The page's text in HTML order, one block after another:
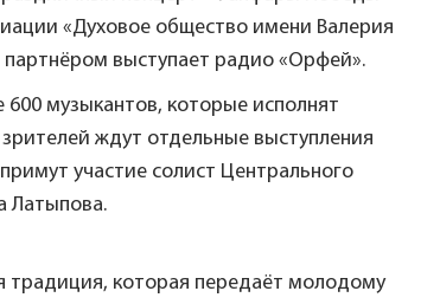
«Духовое общество имени Валерия
выступает радио «Орфей».
музыкантов, которые исполнят
ждут отдельные выступления
участие солист Центрального
Латыпова.
которая передаёт молодому